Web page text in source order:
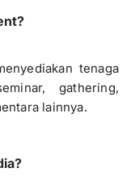
tenaga
gathering,
lainnya.